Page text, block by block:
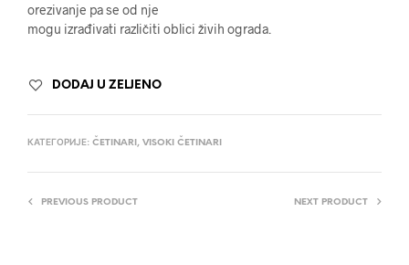
orezivanje pa se od nje
mogu izrađivati različiti oblici živih ograda.
DODAJ U ZELJENO
КАТЕГОРИЈЕ: ČETINARI , VISOKI ČETINARI
PREVIOUS PRODUCT NEXT PRODUCT